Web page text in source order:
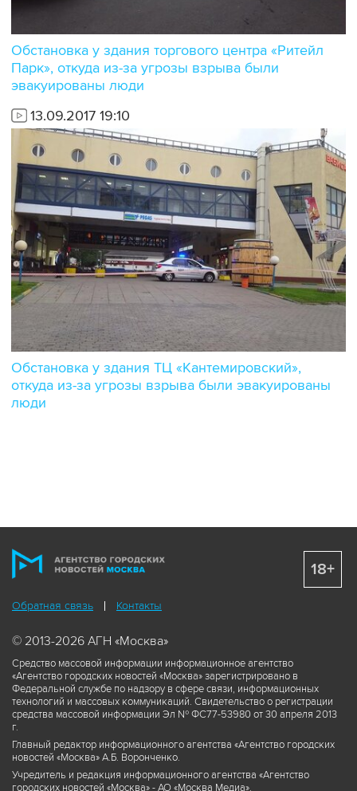
Обстановка у здания торгового центра «Ритейл
Парк», откуда из-за угрозы взрыва были
эвакуированы люди
13.09.2017 19:10
Обстановка у здания ТЦ «Кантемировский»,
откуда из-за угрозы взрыва были эвакуированы
люди
Обратная связь Контакты
© 2013-2026 АГН «Москва»
Средство массовой информации информационное агентство
«Агентство городских новостей «Москва» зарегистрировано в
Федеральной службе по надзору в сфере связи, информационных
технологий и массовых коммуникаций. Свидетельство о регистрации
средства массовой информации Эл № ФС77-53980 от 30 апреля 2013
г.
Главный редактор информационного агентства «Агентство городских
новостей «Москва» А.Б. Воронченко.
Учредитель и редакция информационного агентства «Агентство
городских новостей «Москва» - АО «Москва Медиа».
18+